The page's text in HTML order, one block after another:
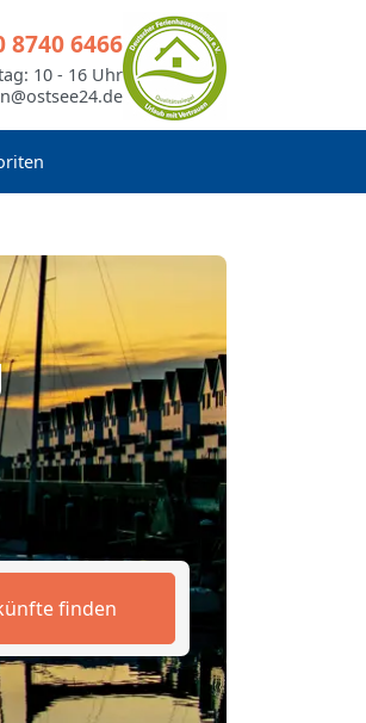
8740 6466
10 - 16 Uhr
finden